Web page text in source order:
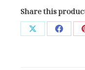
Share this
Partager